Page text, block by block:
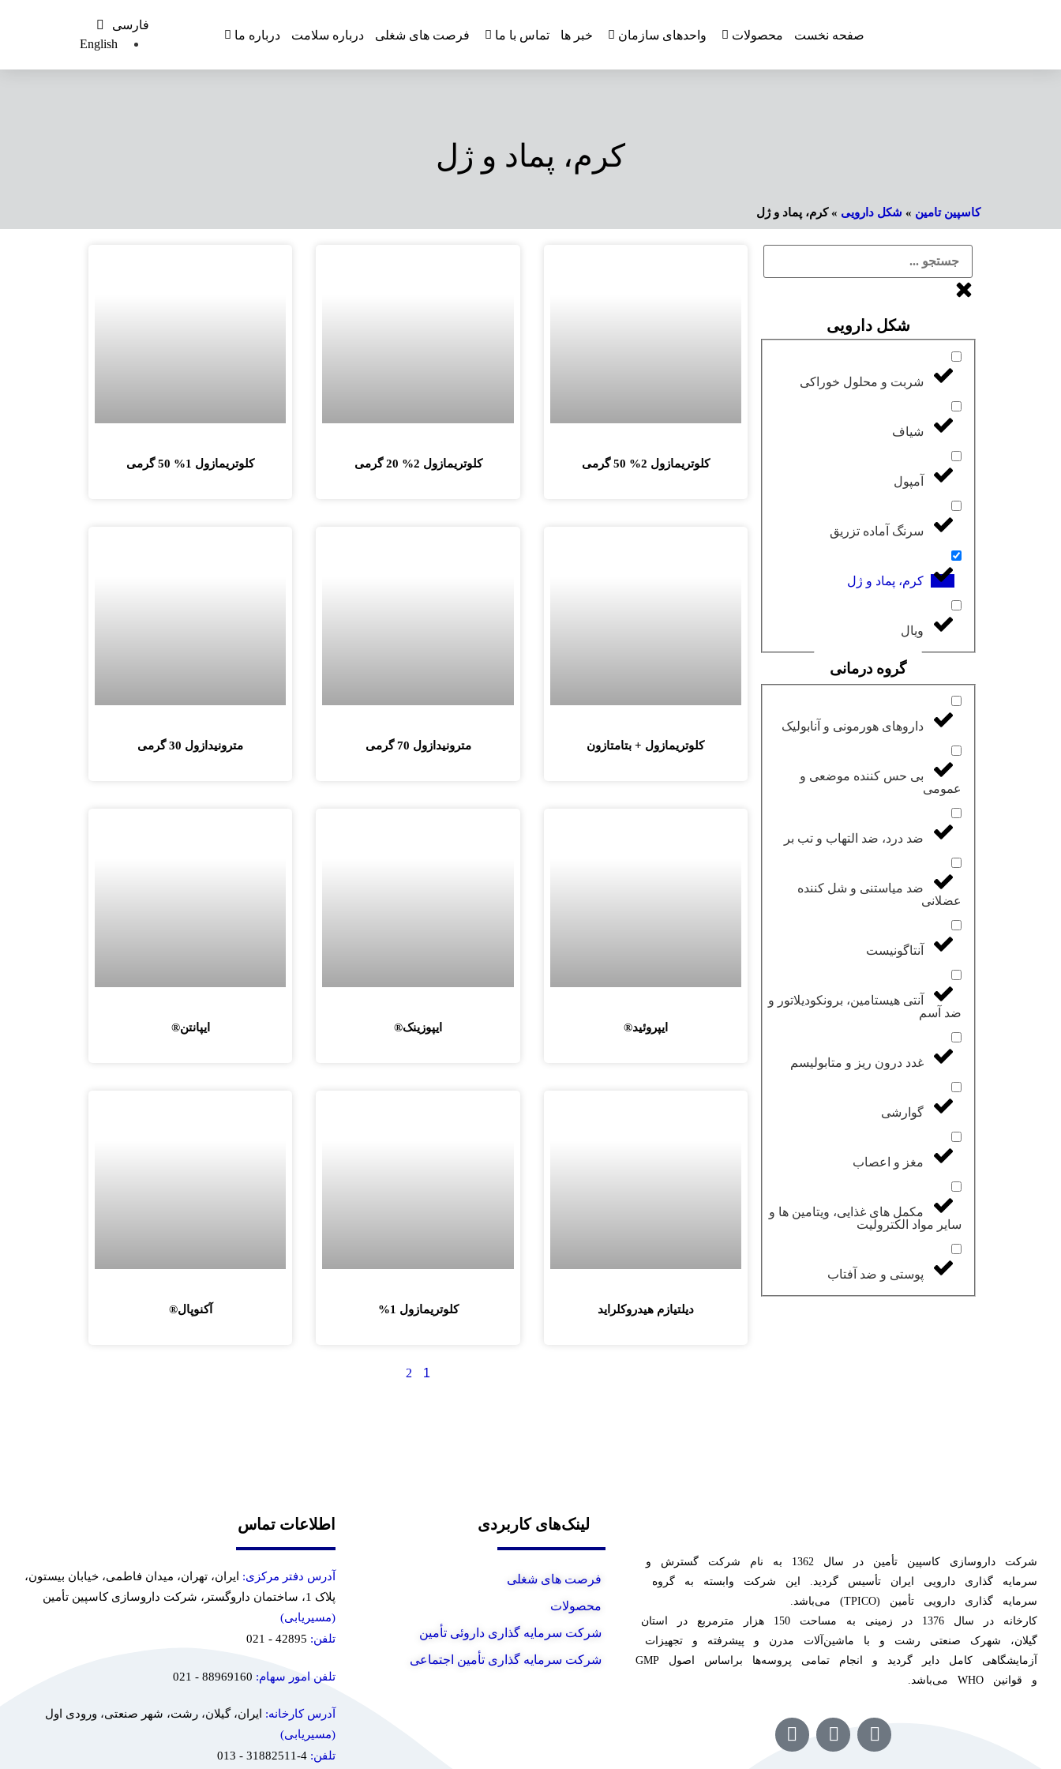
صفحه نخست محصولات واحدهای سازمان خبر ها تماس با ما فرصت های شغلی درباره سلامت درباره ما
فارسی
English
کرم، پماد و ژل
كاسپين تامين » شکل دارویی »کرم، پماد و ژل
شکل دارویی
شربت و محلول خوراکی
شیاف
آمپول
سرنگ آماده تزریق
کرم، پماد و ژل
ویال
گروه درمانی
داروهای هورمونی و آنابولیک
بی حس کننده موضعی و
عمومی
ضد درد، ضد التهاب و تب بر
ضد میاستنی و شل کننده
عضلانی
آنتاگونیست
آنتی هیستامین، برونکودیلاتور و
ضد آسم
غدد درون ریز و متابولیسم
گوارشی
مغز و اعصاب
مکمل های غذایی، ویتامین ها و
سایر مواد الکترولیت
پوستی و ضد آفتاب
کلوتریمازول 2% 50 گرمی کلوتریمازول 2% 20 گرمی کلوتریمازول 1% 50 گرمی
کلوتریمازول + بتامتازون مترونيدازول 70 گرمی مترونيدازول 30 گرمی
ایپروئید® ایپوزینک® ایپانتن®
دیلتیازم هیدروکلراید کلوتریمازول 1% آکنوپال®
1
2
شرکت داروسازی کاسپین تأمین در سال 1362 به نام شرکت گسترش و
سرمایه گذاری دارویی ایران تأسیس گردید. این شرکت وابسته به گروه
سرمایه گذاری دارویی تأمین (TPICO) می‌باشد.
کارخانه در سال 1376 در زمینی به مساحت 150 هزار مترمربع در استان
گیلان، شهرک صنعتی رشت و با ماشین‌آلات مدرن و پیشرفته و تجهیزات
آزمایشگاهی کامل دایر گردید و انجام تمامی پروسه‌ها براساس اصول GMP
و قوانین WHO می‌باشد.
لینک‌های کاربردی
فرصت های شغلی
محصولات
شرکت سرمایه گذاری داروئی تأمین
شرکت سرمایه گذاری تأمین اجتماعی
اطلاعات تماس
آدرس دفتر مرکزی:
ایران، تهران، میدان فاطمی، خیابان بیستون،
پلاک 1، ساختمان داروگستر، شرکت داروسازی کاسپین تأمین
(مسیریابی)
تلفن: 42895 - 021
تلفن امور سهام: 88969160 - 021
آدرس کارخانه: ایران، گیلان، رشت، شهر صنعتی، ورودی اول
(مسیریابی)
تلفن: 4-31882511 - 013